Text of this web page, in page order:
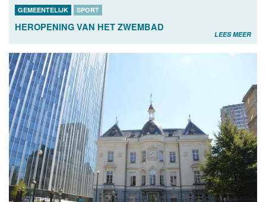
GEMEENTELIJK SPORT
HEROPENING VAN HET ZWEMBAD
LEES MEER